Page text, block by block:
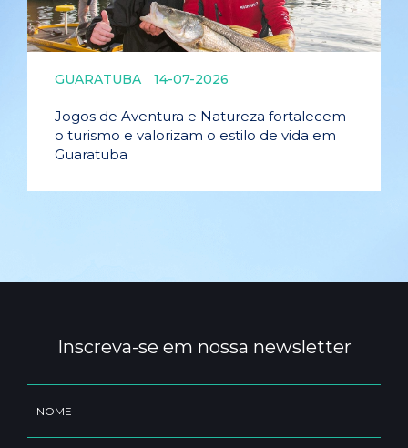
GUARATUBA 14-07-2026
Jogos de Aventura e Natureza fortalecem
o turismo e valorizam o estilo de vida em
Guaratuba
Inscreva-se em nossa newsletter